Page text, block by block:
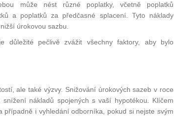
může nést různé poplatky, včetně poplatků
a poplatků za předčasné splacení. Tyto náklady
úrokovou sazbu.
důležité pečlivě zvážit všechny faktory, aby bylo
ale také výzvy. Snižování úrokových sazeb v roce
nákladů spojených s vaší hypotékou. Klíčem
i vyhledání odborníka, pokud si nejste svým